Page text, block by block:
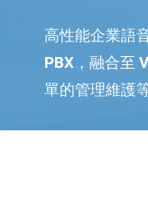
高性能企業語
PBX，融合至
單的管理維護